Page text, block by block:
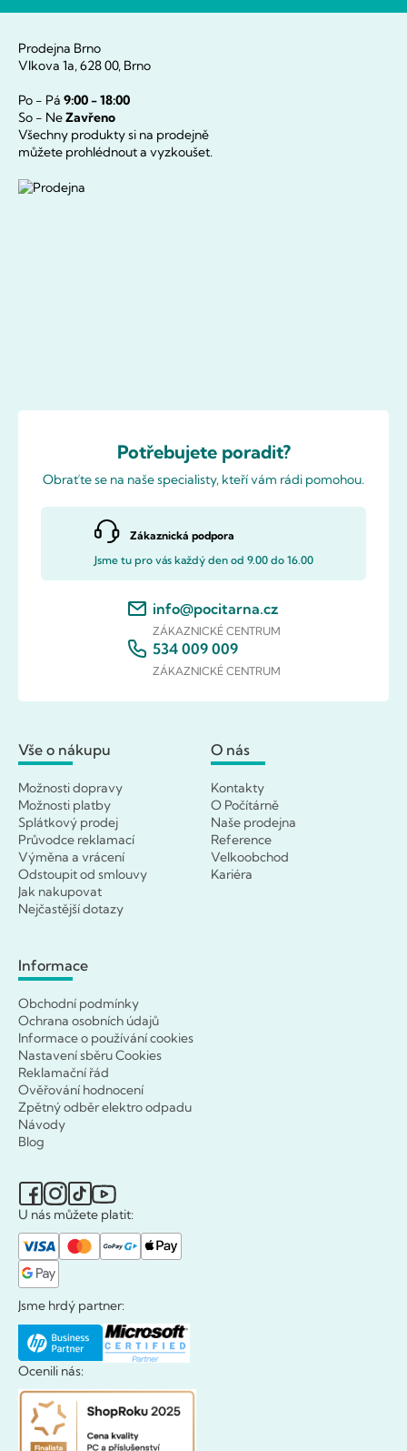
Prodejna Brno
Vlkova 1a, 628 00, Brno
Po - Pá 9:00 - 18:00
So - NeZavřeno
Všechny produkty si na prodejně
můžete prohlédnout a vyzkoušet.
Potřebujete poradit?
Obraťte se na naše specialisty, kteří vám rádi pomohou.
Zákaznická podpora
Jsme tu pro vás každý den od 9.00 do 16.00
info@pocitarna.cz
ZÁKAZNICKÉ CENTRUM
534 009 009
ZÁKAZNICKÉ CENTRUM
Vše o nákupu
Možnosti dopravy
Možnosti platby
Splátkový prodej
Průvodce reklamací
Výměna a vrácení
Odstoupit od smlouvy
Jak nakupovat
Nejčastější dotazy
O nás
Kontakty
O Počítárně
Naše prodejna
Reference
Velkoobchod
Kariéra
Informace
Obchodní podmínky
Ochrana osobních údajů
Informace o používání cookies
Nastavení sběru Cookies
Reklamační řád
Ověřování hodnocení
Zpětný odběr elektro odpadu
Návody
Blog
U nás můžete platit:
Jsme hrdý partner:
Ocenili nás: